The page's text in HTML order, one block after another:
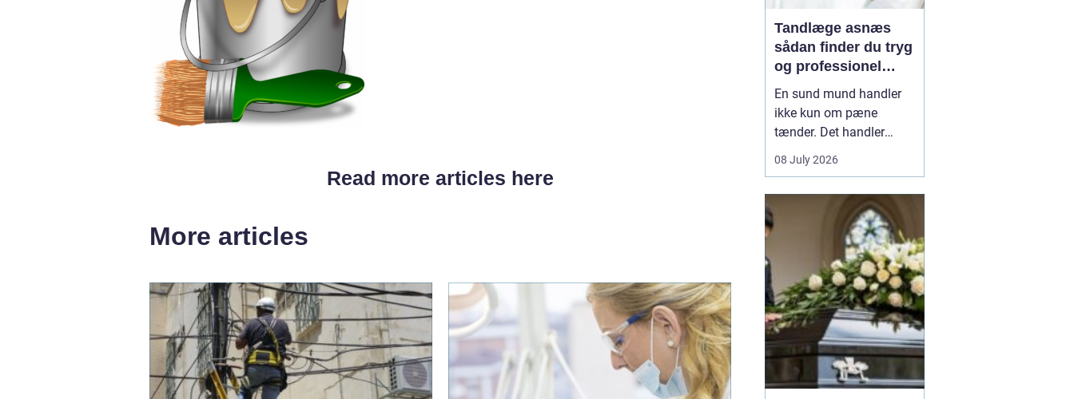
Read more articles here
More articles
Tandlæge asnæs
sådan finder du tryg
og professionel
tandpleje
En sund mund handler
ikke kun om pæne
tænder. Det handler
også om at kunne spise
uden smerter, tale frit og
bekymret. For mange i
og omkring Asnæs kan
det dog være en
udfordring at finde den
rette tandlæge, især hvis
man har haft d...
08 July 2026